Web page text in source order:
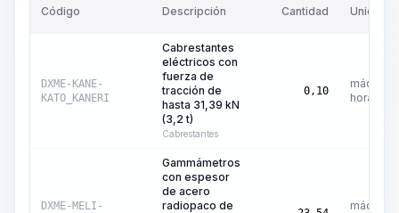
Código Descripción Cantidad Unidad
DXME-KANE-
KATO_KANERI
Cabrestantes
eléctricos con
fuerza de
tracción de
hasta 31,39 kN
(3,2 t)
Cabrestantes
0,10
máquina-
hora
DXME-MELI-
Gammámetros
con espesor
de acero
radiopaco de
máquina-